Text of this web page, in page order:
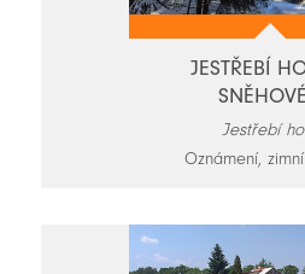
JESTŘEBÍ
Jestřebí
Oznámení,